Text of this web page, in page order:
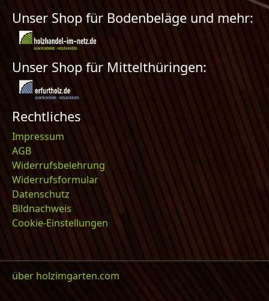
Unser Shop für Bodenbeläge und mehr:
Unser Shop für Mittelthüringen:
Rechtliches
Impressum
AGB
Widerrufsbelehrung
Widerrufsformular
Datenschutz
Bildnachweis
Cookie-Einstellungen
über holzimgarten.com